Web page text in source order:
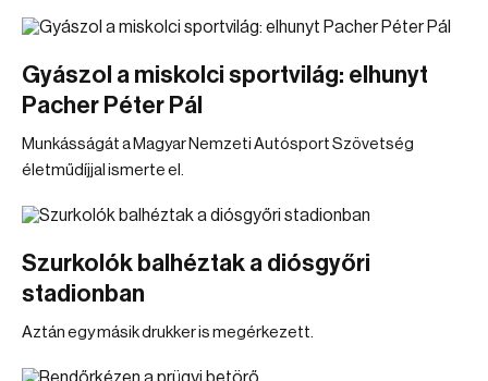
Gyászol a miskolci sportvilág: elhunyt
Pacher Péter Pál
Munkásságát a Magyar Nemzeti Autósport Szövetség
életműdíjjal ismerte el.
Szurkolók balhéztak a diósgyőri
stadionban
Aztán egy másik drukker is megérkezett.